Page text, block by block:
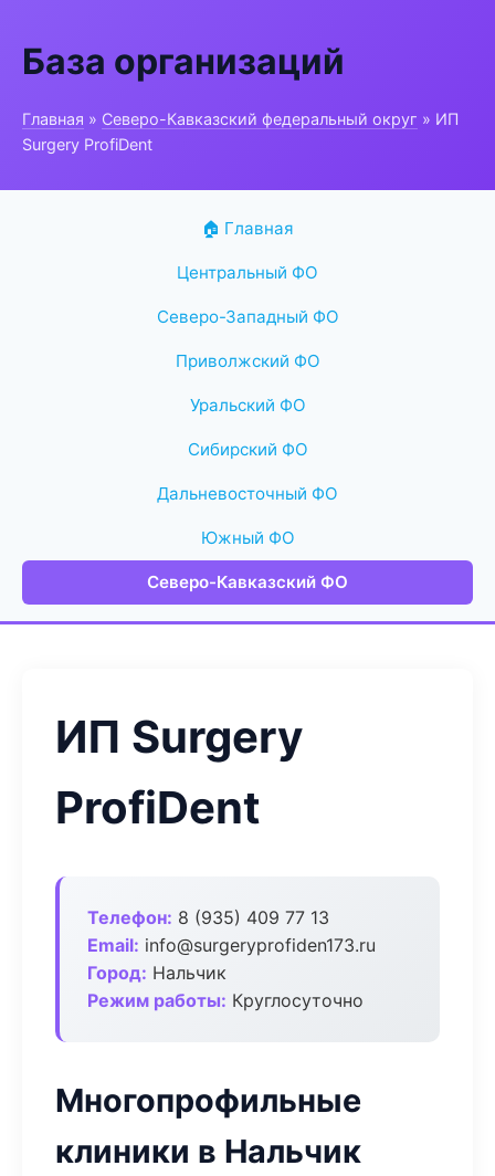
База организаций
Главная » Северо-Кавказский федеральный округ » ИП
Surgery ProfiDent
🏠 Главная
Центральный ФО
Северо-Западный ФО
Приволжский ФО
Уральский ФО
Сибирский ФО
Дальневосточный ФО
Южный ФО
Северо-Кавказский ФО
ИП Surgery
ProfiDent
Телефон: 8 (935) 409 77 13
Email: info@surgeryprofiden173.ru
Город: Нальчик
Режим работы: Круглосуточно
Многопрофильные
клиники в Нальчик